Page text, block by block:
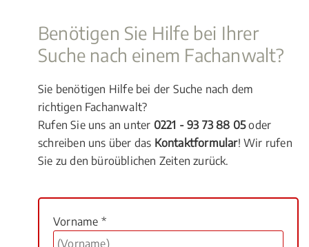
Benötigen Sie Hilfe bei Ihrer
Suche nach einem Fachanwalt?
Sie benötigen Hilfe bei der Suche nach dem
richtigen Fachanwalt?
Rufen Sie uns an unter 0221 - 93 73 88 05oder
schreiben uns über das Kontaktformular! Wir rufen
Sie zu den büroüblichen Zeiten zurück.
Vorname *